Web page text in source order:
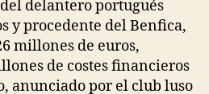
delantero portugués
y procedente del Benfica,
millones de euros,
de costes financieros
anunciado por el club luso